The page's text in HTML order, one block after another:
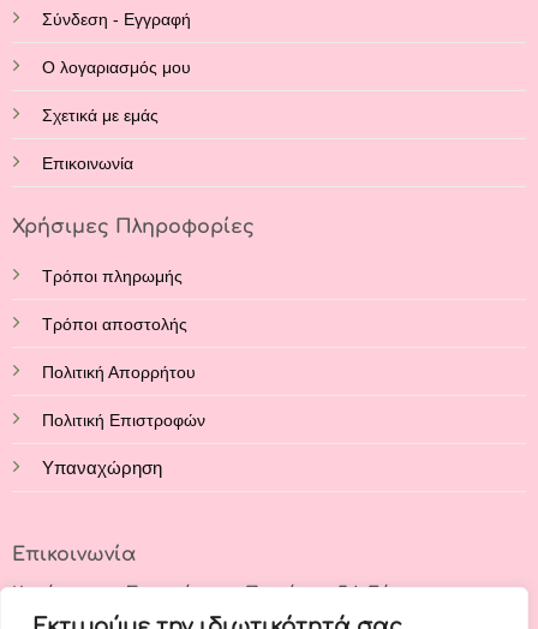
Σύνδεση - Εγγραφή
Ο λογαριασμός μου
Σχετικά με εμάς
Επικοινωνία
Χρήσιμες Πληροφορίες
Τρόποι πληρωμής
Τρόποι αποστολής
Πολιτική Απορρήτου
Πολιτική Επιστροφών
Υπαναχώρηση
Επικοινωνία
Κατάστημα: Στρατάρχου Παπάγου 54, Εύοσμος,
Θεσσαλονίκη, 56224